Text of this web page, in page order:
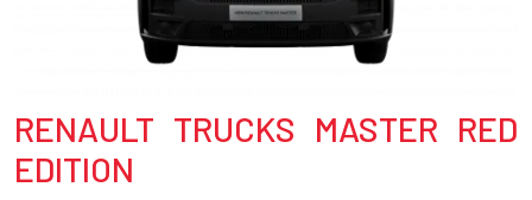
Texte
RENAULT TRUCKS MASTER RED
EDITION